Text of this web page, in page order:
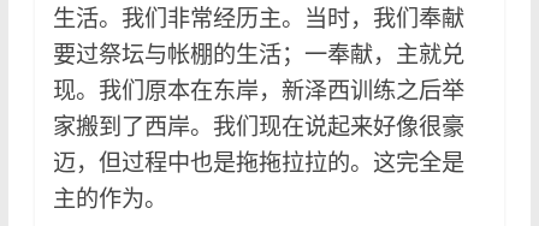
生活。我们非常经历主。当时，我们奉献
要过祭坛与帐棚的生活；一奉献，主就兑
现。我们原本在东岸，新泽西训练之后举
家搬到了西岸。我们现在说起来好像很豪
迈，但过程中也是拖拖拉拉的。这完全是
主的作为。